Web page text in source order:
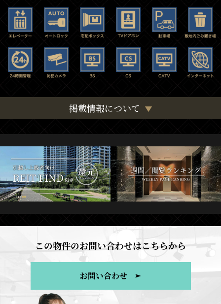
掲載情報について
この物件のお問い合わせはこちらから
お問い合わせ